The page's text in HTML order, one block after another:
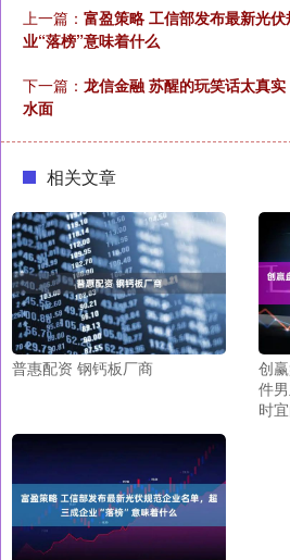
上一篇： 富盈策略 工信部发布最新光
业“落榜”意味着什么
下一篇： 龙信金融 苏醒的玩笑话太真
水面
相关文章
普惠配资 钢钙板厂商
创
件
时